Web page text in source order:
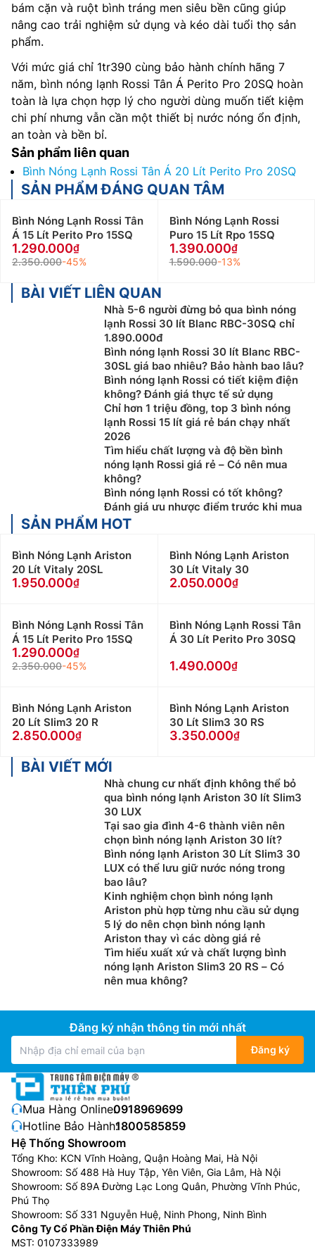
bám cặn và ruột bình tráng men siêu bền cũng giúp
nâng cao trải nghiệm sử dụng và kéo dài tuổi thọ sản
phẩm.
Với mức giá chỉ 1tr390 cùng bảo hành chính hãng 7
năm, bình nóng lạnh Rossi Tân Á Perito Pro 20SQ hoàn
toàn là lựa chọn hợp lý cho người dùng muốn tiết kiệm
chi phí nhưng vẫn cần một thiết bị nước nóng ổn định,
an toàn và bền bỉ.
Sản phẩm liên quan
Bình Nóng Lạnh Rossi Tân Á 20 Lít Perito Pro 20SQ
SẢN PHẨM ĐÁNG QUAN TÂM
Bình Nóng Lạnh Rossi Tân
Á 15 Lít Perito Pro 15SQ
1.290.000
2.350.000-45%
Bình Nóng Lạnh Rossi
Puro 15 Lít Rpo 15SQ
1.390.000
1.590.000-13%
BÀI VIẾT LIÊN QUAN
Nhà 5-6 người đừng bỏ qua bình nóng
lạnh Rossi 30 lít Blanc RBC-30SQ chỉ
1.890.000đ
Bình nóng lạnh Rossi 30 lít Blanc RBC-
30SL giá bao nhiêu? Bảo hành bao lâu?
Bình nóng lạnh Rossi có tiết kiệm điện
không? Đánh giá thực tế sử dụng
Chỉ hơn 1 triệu đồng, top 3 bình nóng
lạnh Rossi 15 lít giá rẻ bán chạy nhất
2026
Tìm hiểu chất lượng và độ bền bình
nóng lạnh Rossi giá rẻ – Có nên mua
không?
Bình nóng lạnh Rossi có tốt không?
Đánh giá ưu nhược điểm trước khi mua
SẢN PHẨM HOT
Bình Nóng Lạnh Ariston
20 Lít Vitaly 20SL
1.950.000
Bình Nóng Lạnh Ariston
30 Lít Vitaly 30
2.050.000
Bình Nóng Lạnh Rossi Tân
Á 15 Lít Perito Pro 15SQ
1.290.000
2.350.000-45%
Bình Nóng Lạnh Rossi Tân
Á 30 Lít Perito Pro 30SQ
1.490.000
Bình Nóng Lạnh Ariston
20 Lít Slim3 20 R
2.850.000
Bình Nóng Lạnh Ariston
30 Lít Slim3 30 RS
3.350.000
BÀI VIẾT MỚI
Nhà chung cư nhất định không thể bỏ
qua bình nóng lạnh Ariston 30 lít Slim3
30 LUX
Tại sao gia đình 4-6 thành viên nên
chọn bình nóng lạnh Ariston 30 lít?
Bình nóng lạnh Ariston 30 Lít Slim3 30
LUX có thể lưu giữ nước nóng trong
bao lâu?
Kinh nghiệm chọn bình nóng lạnh
Ariston phù hợp từng nhu cầu sử dụng
5 lý do nên chọn bình nóng lạnh
Ariston thay vì các dòng giá rẻ
Tìm hiểu xuất xứ và chất lượng bình
nóng lạnh Ariston Slim3 20 RS – Có
nên mua không?
Đăng ký nhận thông tin mới nhất
Đăng ký
Mua Hàng Online:0918969699
Hotline Bảo Hành:1800585859
Hệ Thống Showroom
Tổng Kho: KCN Vĩnh Hoàng, Quận Hoàng Mai, Hà Nội
Showroom: Số 488 Hà Huy Tập, Yên Viên, Gia Lâm, Hà Nội
Showroom: Số 89A Đường Lạc Long Quân, Phường Vĩnh Phúc,
Phú Thọ
Showroom: Số 331 Nguyễn Huệ, Ninh Phong, Ninh Bình
Công Ty Cổ Phần Điện Máy Thiên Phú
MST: 0107333989